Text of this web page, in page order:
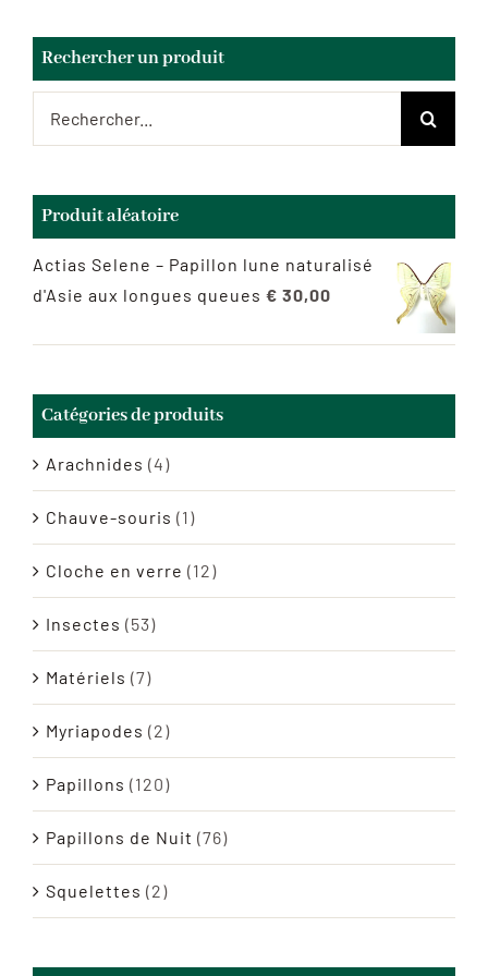
Rechercher un produit
Produit aléatoire
Actias Selene – Papillon lune naturalisé
d'Asie aux longues queues € 30,00
Catégories de produits
Arachnides (4)
Chauve-souris (1)
Cloche en verre (12)
Insectes (53)
Matériels (7)
Myriapodes (2)
Papillons (120)
Papillons de Nuit (76)
Squelettes (2)